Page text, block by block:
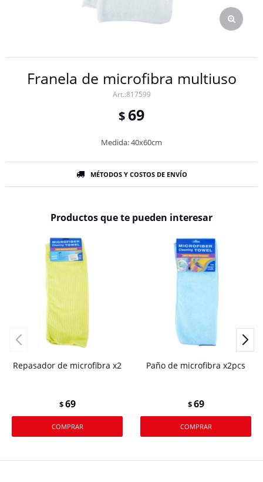
Franela de microfibra multiuso
817599
$69
Medida: 40x60cm
MÉTODOS Y COSTOS DE ENVÍO
Productos que te pueden interesar
Repasador de microfibra x2
$69
Paño de microfibra x2pcs
$69